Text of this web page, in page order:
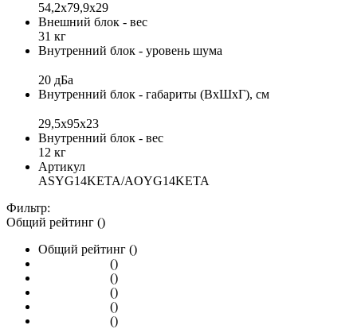
54,2х79,9х29
Внешний блок - вес
31 кг
Внутренний блок - уровень шума
20 дБа
Внутренний блок - габариты (ВхШхГ), см
29,5х95х23
Внутренний блок - вес
12 кг
Артикул
ASYG14KETA/AOYG14KETA
Фильтр:
Общий рейтинг ()
Общий рейтинг ()
()
()
()
()
()